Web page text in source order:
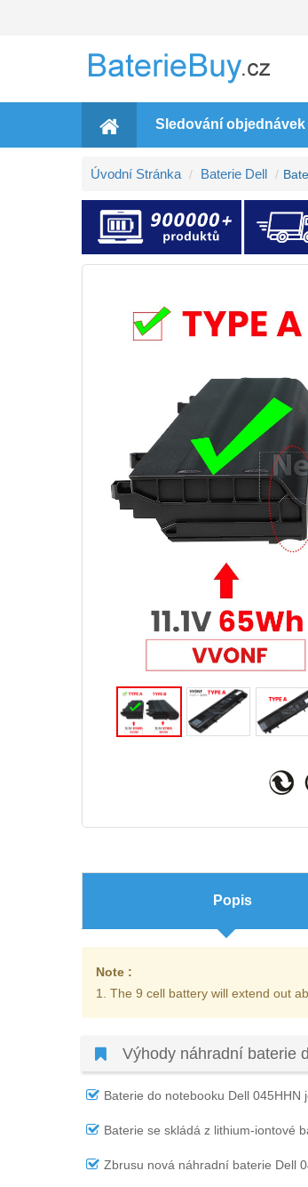
Sledování objednávek
Úvodní Stránka Baterie Dell
Popis
Note :
1. The 9 cell battery will extend out
Výhody náhradní baterie
Baterie do notebooku Dell 045HHN
Baterie se skládá z lithium-iontové
Zbrusu nová náhradní baterie Dell